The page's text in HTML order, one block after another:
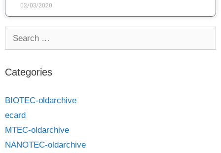
02/03/2020
Categories
BIOTEC-oldarchive
ecard
MTEC-oldarchive
NANOTEC-oldarchive